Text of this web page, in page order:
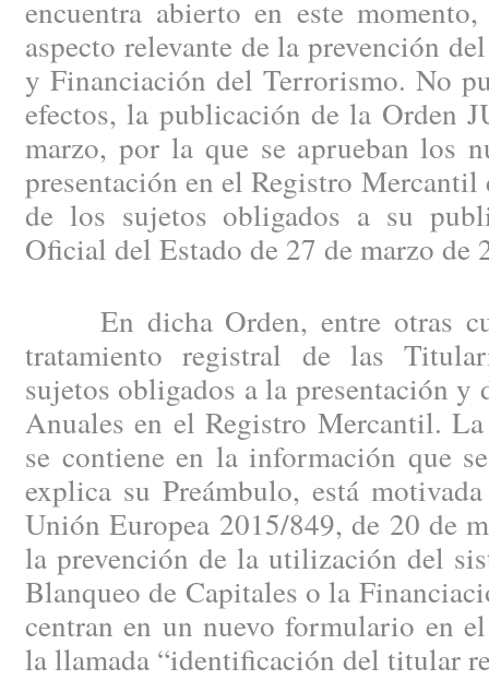
encuentra abierto en este
aspecto relevante de la prevención
y Financiación del Terrorismo. No
efectos, la publicación de la Orden
marzo, por la que se aprueban los
presentación en el Registro Mercantil
de los sujetos obligados a su
Oficial del Estado de 27 de marzo de
En dicha Orden, entre otras
tratamiento registral de las
sujetos obligados a la presentación y
Anuales en el Registro Mercantil.
se contiene en la información que
explica su Preámbulo, está
Unión Europea 2015/849, de 20 de
la prevención de la utilización del
Blanqueo de Capitales o la
centran en un nuevo formulario en
la llamada “identificación del titular